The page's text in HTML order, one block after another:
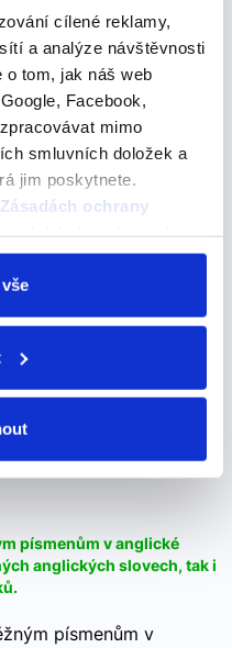
cílené reklamy,
a analýze návštěvnosti
o tom, jak náš web
Facebook,
mimo
smluvních doložek a
jim poskytnete.
Zásadách ochrany
se obrátit na
fráze je příkladem
"should" v…
– čas: indefinido)
– pokračovali
jste…
písmenům v anglické
anglických slovech, tak i
písmenům v